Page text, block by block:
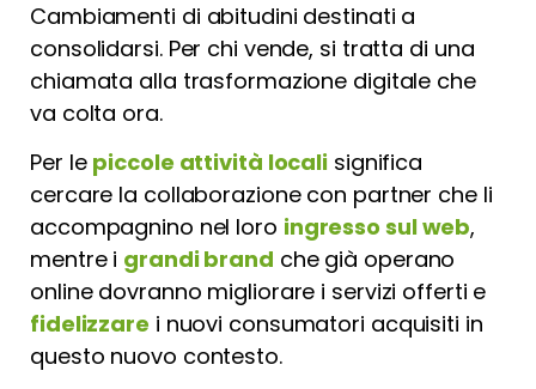
Cambiamenti di abitudini destinati a
consolidarsi. Per chi vende, si tratta di una
chiamata alla trasformazione digitale che
va colta ora.
Per le piccole attività locali significa
cercare la collaborazione con partner che li
accompagnino nel loro ingresso sul web,
mentre i grandi brand che già operano
online dovranno migliorare i servizi offerti e
fidelizzare i nuovi consumatori acquisiti in
questo nuovo contesto.